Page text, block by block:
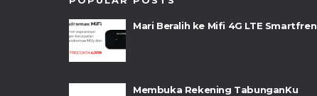
Mari Beralih ke Mifi 4G LTE Smartfren
Membuka Rekening TabunganKu